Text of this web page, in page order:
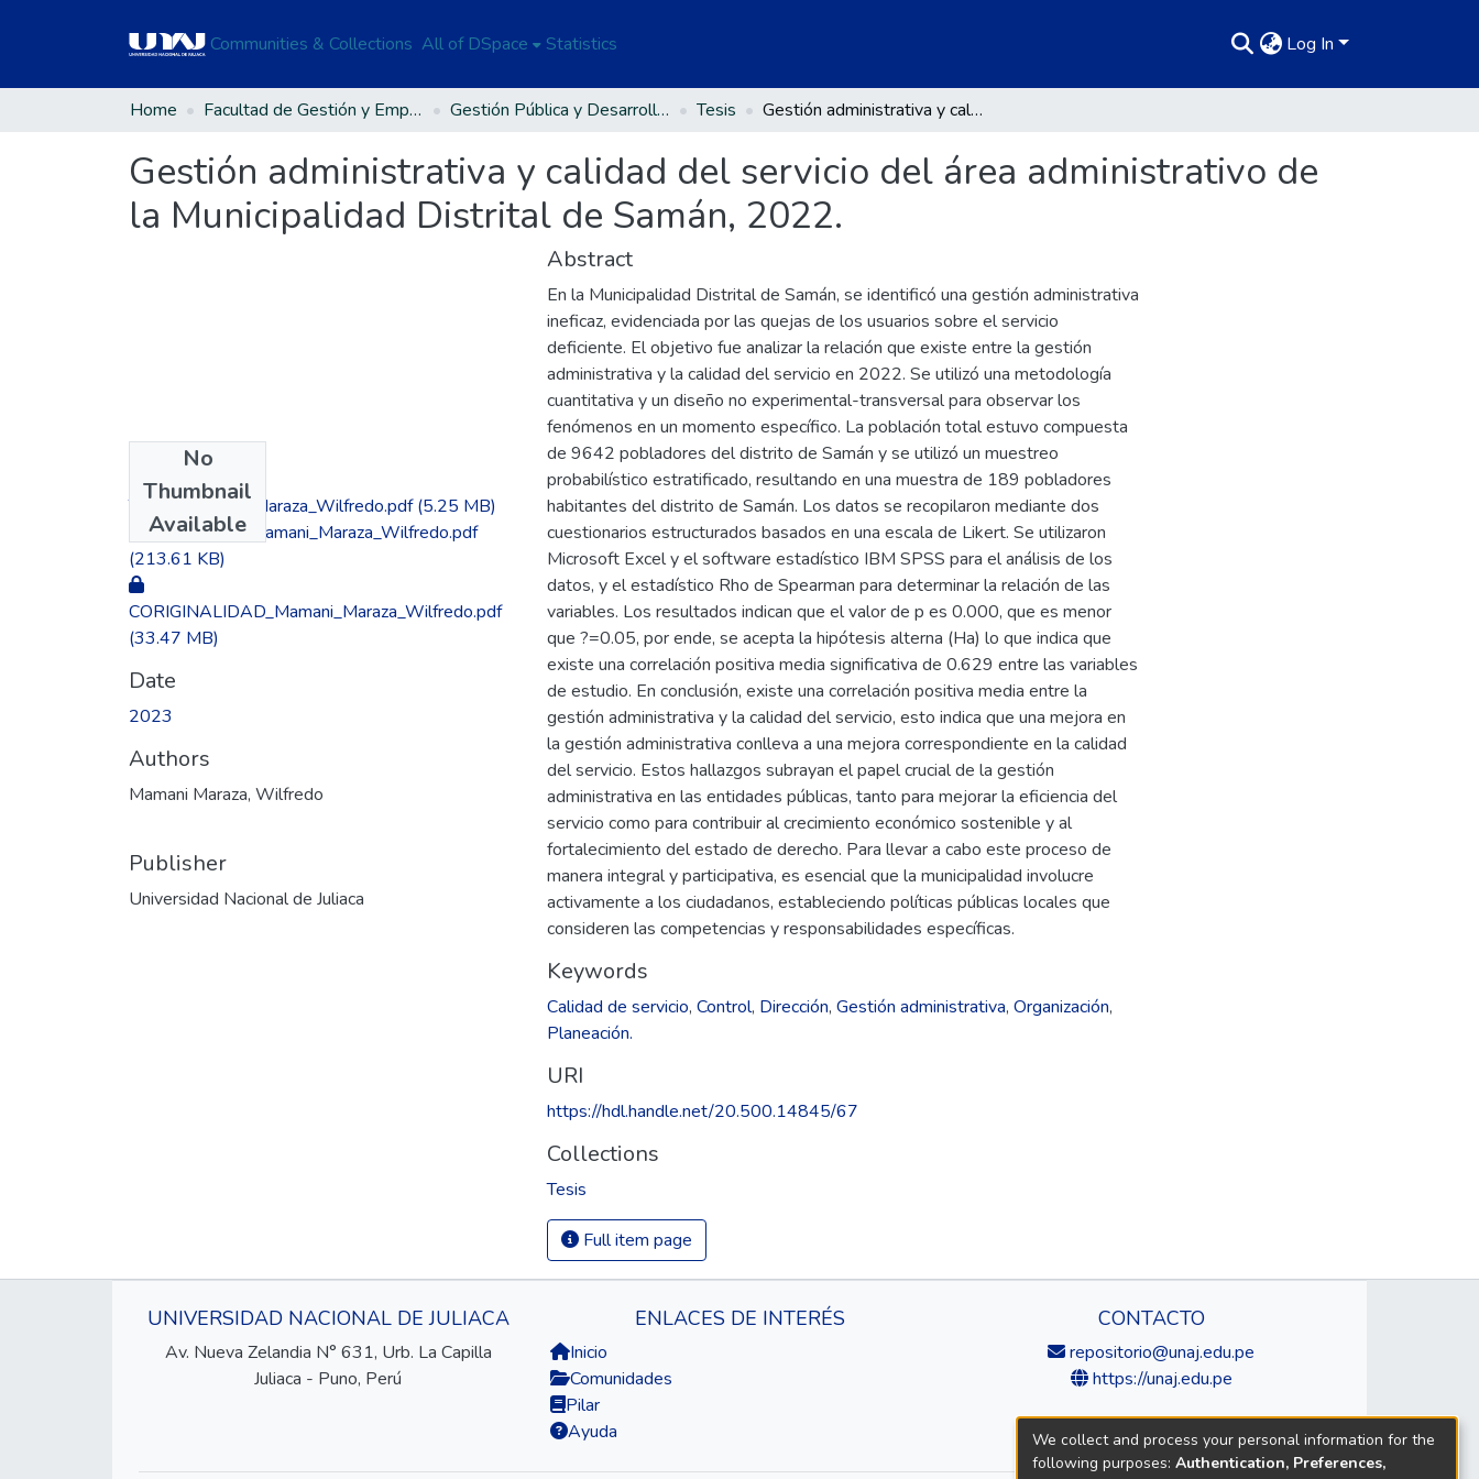
Communities & Collections All of DSpace Statistics Log In
Home Facultad de Gestión y Emprendimiento Empresarial Gestión Pública y Desarrollo Social Tesis Gestión administrativa y calidad del servicio del área administrativo de la Municipalidad Distrital de Samán, 2022.
Gestión administrativa y calidad del servicio del área administrativo de
la Municipalidad Distrital de Samán, 2022.
No
Thumbnail
Available
TESIS_Mamani_Maraza_Wilfredo.pdf(5.25 MB)
AUTORIZA_ Mamani_Maraza_Wilfredo.pdf
(213.61 KB)
CORIGINALIDAD_Mamani_Maraza_Wilfredo.pdf
(33.47 MB)
Date
2023
Authors
Mamani Maraza, Wilfredo
Publisher
Universidad Nacional de Juliaca
Abstract
En la Municipalidad Distrital de Samán, se identificó una gestión administrativa
ineficaz, evidenciada por las quejas de los usuarios sobre el servicio
deficiente. El objetivo fue analizar la relación que existe entre la gestión
administrativa y la calidad del servicio en 2022. Se utilizó una metodología
cuantitativa y un diseño no experimental-transversal para observar los
fenómenos en un momento específico. La población total estuvo compuesta
de 9642 pobladores del distrito de Samán y se utilizó un muestreo
probabilístico estratificado, resultando en una muestra de 189 pobladores
habitantes del distrito de Samán. Los datos se recopilaron mediante dos
cuestionarios estructurados basados en una escala de Likert. Se utilizaron
Microsoft Excel y el software estadístico IBM SPSS para el análisis de los
datos, y el estadístico Rho de Spearman para determinar la relación de las
variables. Los resultados indican que el valor de p es 0.000, que es menor
que ?=0.05, por ende, se acepta la hipótesis alterna (Ha) lo que indica que
existe una correlación positiva media significativa de 0.629 entre las variables
de estudio. En conclusión, existe una correlación positiva media entre la
gestión administrativa y la calidad del servicio, esto indica que una mejora en
la gestión administrativa conlleva a una mejora correspondiente en la calidad
del servicio. Estos hallazgos subrayan el papel crucial de la gestión
administrativa en las entidades públicas, tanto para mejorar la eficiencia del
servicio como para contribuir al crecimiento económico sostenible y al
fortalecimiento del estado de derecho. Para llevar a cabo este proceso de
manera integral y participativa, es esencial que la municipalidad involucre
activamente a los ciudadanos, estableciendo políticas públicas locales que
consideren las competencias y responsabilidades específicas.
Keywords
Calidad de servicio, Control, Dirección, Gestión administrativa, Organización,
Planeación.
URI
https://hdl.handle.net/20.500.14845/67
Collections
Tesis
Full item page
UNIVERSIDAD NACIONAL DE JULIACA
Av. Nueva Zelandia N° 631, Urb. La Capilla
Juliaca - Puno, Perú
ENLACES DE INTERÉS
Inicio
Comunidades
Pilar
Ayuda
CONTACTO
repositorio@unaj.edu.pe
https://unaj.edu.pe
We collect and process your personal information for the
following purposes: Authentication, Preferences,